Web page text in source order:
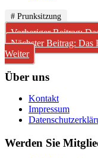
# Prunksitzung
Vorheriger Beitrag:
Nächster Beitrag: Das
Weiter
Über uns
Kontakt
Impressum
Werden Sie